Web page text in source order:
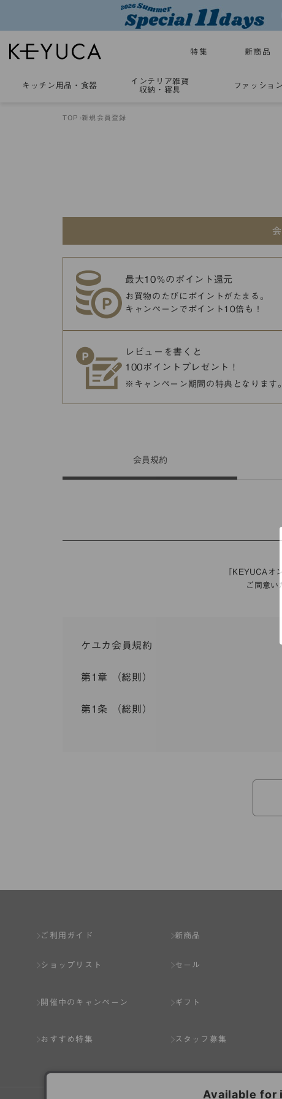
特集 新商品
キッチン用品 ・ 食器
インテリア雑貨
収納・寝具
ファッション
TOP 新規会員登録
最大10％のポイント還元
お買物のたびにポイントがたまる。
キャンペーンでポイント10倍も！
レビューを書くと
100ポイントプレゼント！
※キャンペーン期間の特典となります。
会員 規約
「KEYUCAオ
ご同意い
ケユカ会員規約
第1章 （総則）
第1条 （総則）
ら個別規定はその名称のいかんに関わらず、本規
本規約の定めが前項の個別規定の定めと矛盾する
1.会員の登録は、弊社所定の情報を、インターネ
2.会員登録は、一人につき１アカウントのみとし
3.前項の定めの他、弊社は、会員登録した方が以
（1） 本規約違反により、会員登録の抹消等の処分
（2） 会員登録の申請に虚偽の事項が含まれている場
ご利用ガイド
ショップリスト
開催中のキャンペーン
おすすめ特集
新商品
セール
ギフト
スタッフ募集